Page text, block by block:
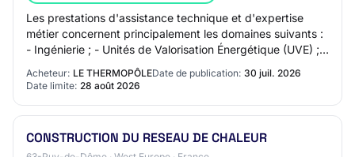
Les prestations d'assistance technique et d'expertise
métier concernent principalement les domaines suivants :
- Ingénierie ; - Unités de Valorisation Énergétique (UVE) ; -
Chaufferies centrales et r…
Acheteur: LE THERMOPÔLEDate de publication: 30 juil. 2026
Date limite: 28 août 2026
CONSTRUCTION DU RESEAU DE CHALEUR